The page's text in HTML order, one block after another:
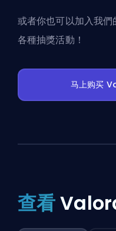
或者你也可以加入我
各種抽獎活動！
马上购买
查看